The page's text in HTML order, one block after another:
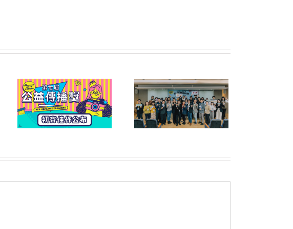
第六屆公益傳播獎頒獎典
禮暨午宴圓滿落幕